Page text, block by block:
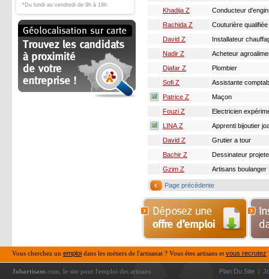
*Du lundi au vendredi de 9h à 19h
Khadija Z
Conducteur
Rachida Z
Couturière qualifiée
David Z
Installateur
Nadir Z
Acheteur
Djafar Z
Plombier
Sofi Z
Assistante
Patrice Z
Maçon
Fouzi Z
Electricien
LINA Z
Apprenti bijoutier
David Z
Grutier a tour
Bachir Z
Dessinateur
Gzim Z
Artisans boulanger
Page précédente
Vous cherchez un emploi dans les métiers de l'artisanat ? Vous êtes artisans et vous recrutez
Jobartisans .com, le site pour l'emploi des artisans Plan Du Site |